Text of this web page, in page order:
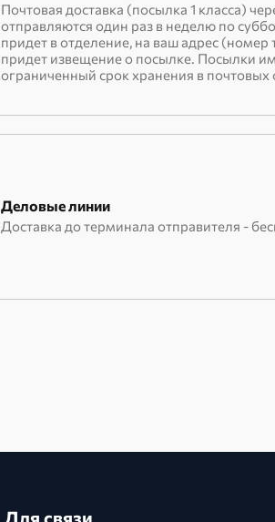
Почтовая доставка (посылка 1 класса)
отправляются один раз в неделю по
придет в отделение, на ваш адрес (номер
придет извещение о посылке. Посылки
ограниченный срок хранения в почтовых
Деловые линии
Доставка до терминала отправителя -
Для связи